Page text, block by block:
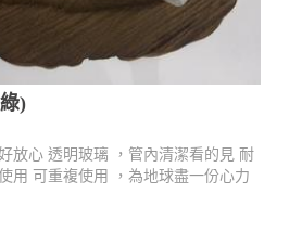
)
放心 透明玻璃 ，管內清潔看的見 耐
用 可重複使用 ，為地球盡一份心力